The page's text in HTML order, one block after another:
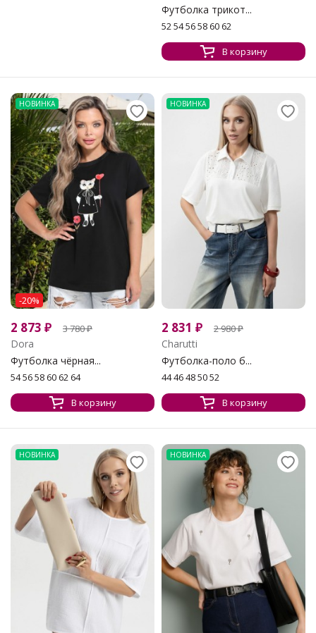
Футболка трикот...
52 54 56 58 60 62
В корзину
НОВИНКА
-20%
2 873 ₽ 3 780₽
Dora
Футболка чёрная...
54 56 58 60 62 64
В корзину
НОВИНКА
2 831 ₽ 2 980₽
Charutti
Футболка-поло б...
44 46 48 50 52
В корзину
НОВИНКА НОВИНКА